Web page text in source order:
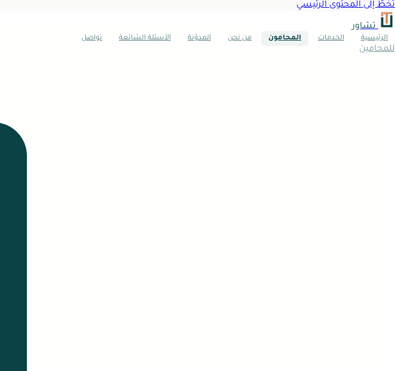
تخطَّ إلى المحتوى الرئيسي
تشاور
الرئيسية الخدمات المحامون من نحن المدوّنة الأسئلة الشائعة تواصل
للمحامين